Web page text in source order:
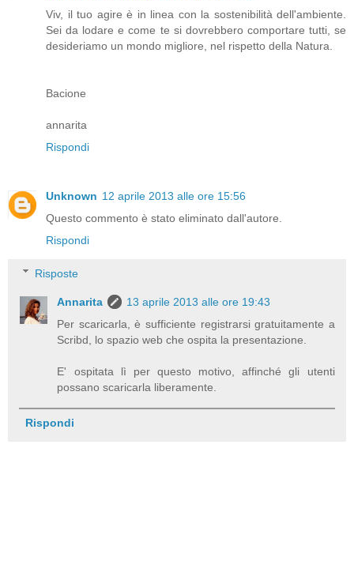
Viv, il tuo agire è in linea con la sostenibilità dell'ambiente.
Sei da lodare e come te si dovrebbero comportare tutti, se
desideriamo un mondo migliore, nel rispetto della Natura.
Bacione
annarita
Rispondi
Unknown 12 aprile 2013 alle ore 15:56
Questo commento è stato eliminato dall'autore.
Rispondi
Risposte
Annarita
13 aprile 2013 alle ore 19:43
Per scaricarla, è sufficiente registrarsi gratuitamente a
Scribd, lo spazio web che ospita la presentazione.
E' ospitata lì per questo motivo, affinché gli utenti
possano scaricarla liberamente.
Rispondi